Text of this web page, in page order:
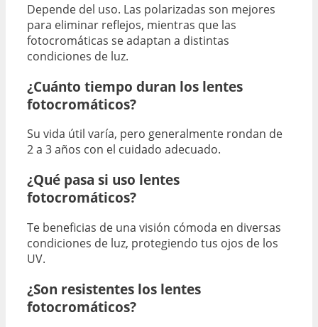
Depende del uso. Las polarizadas son mejores
para eliminar reflejos, mientras que las
fotocromáticas se adaptan a distintas
condiciones de luz.
¿Cuánto tiempo duran los lentes
fotocromáticos?
Su vida útil varía, pero generalmente rondan de
2 a 3 años con el cuidado adecuado.
¿Qué pasa si uso lentes
fotocromáticos?
Te beneficias de una visión cómoda en diversas
condiciones de luz, protegiendo tus ojos de los
UV.
¿Son resistentes los lentes
fotocromáticos?